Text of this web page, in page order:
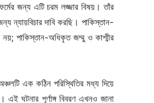
জন্য এটি চরম লজ্জার বিষয়। তাঁর
ন্যায়বিচার দাবি করছি। পাকিস্তান-
নয়; পাকিস্তান-অধিকৃত জম্মু ও কাশ্মীর
এক কঠিন পরিস্থিতির মধ্য দিয়ে
এই ঘটনার পূর্ণাঙ্গ বিবরণ এখনও জানা